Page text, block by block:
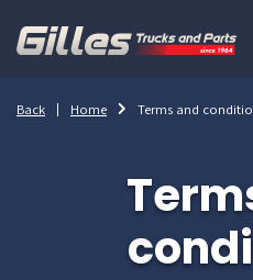
Back Home Terms and